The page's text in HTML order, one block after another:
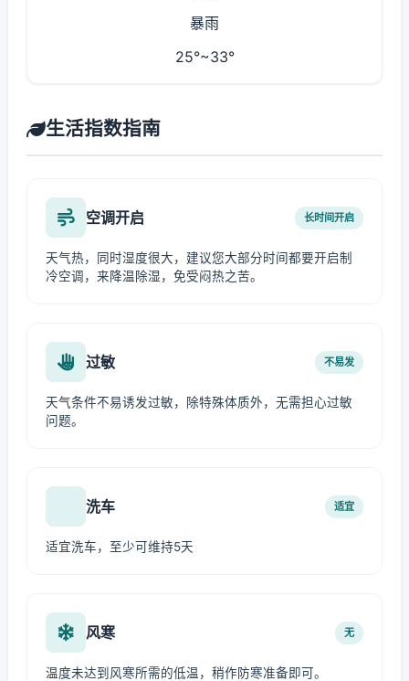
暴雨
25°~33°
生活指数指南
空调开启 长时间开启
天气热，同时湿度很大，建议您大部分时间都要开启制
冷空调，来降温除湿，免受闷热之苦。
过敏 不易发
天气条件不易诱发过敏，除特殊体质外，无需担心过敏
问题。
洗车 适宜
适宜洗车，至少可维持5天
风寒 无
温度未达到风寒所需的低温，稍作防寒准备即可。